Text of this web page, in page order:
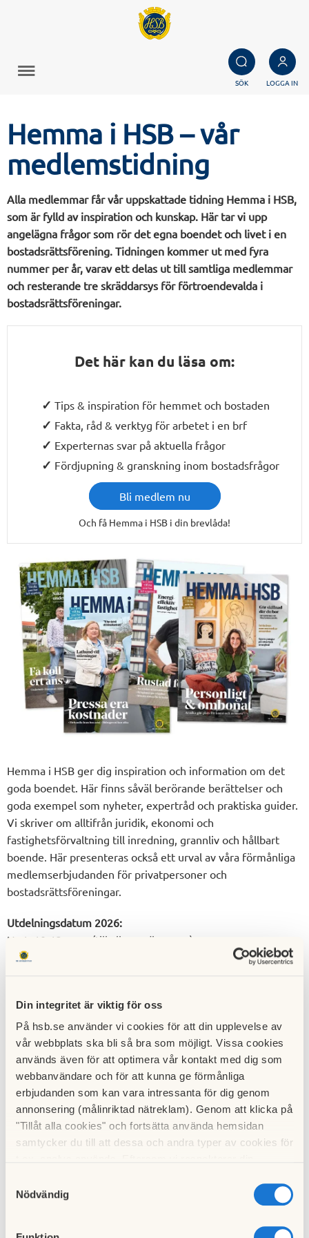
Din integritet är viktig för oss
På hsb.se använder vi cookies för att din upplevelse av
vår webbplats ska bli så bra som möjligt. Vissa cookies
används även för att optimera vår kontakt med dig som
webbanvändare och för att kunna ge förmånliga
erbjudanden som kan vara intressanta för dig genom
annonsering (målinriktad nätreklam). Genom att klicka på
"Tillåt alla cookies" och fortsätta använda hemsidan
samtycker du till att dessa och andra typer av cookies för
cookies och välja att endast tillåta ett urval.
Nödvändig
SÖK LOGGA IN
Hemma i HSB – vår
medlemstidning
Alla medlemmar får vår uppskattade tidning Hemma i HSB,
som är fylld av inspiration och kunskap. Här tar vi upp
angelägna frågor som rör det egna boendet och livet i en
bostadsrättsförening. Tidningen kommer ut med fyra
nummer per år, varav ett delas ut till samtliga medlemmar
och resterande tre skräddarsys för förtroendevalda i
bostadsrättsföreningar.
Det här kan du läsa om:
Tips & inspiration för hemmet och bostaden
Fakta, råd & verktyg för arbetet i en brf
Experternas svar på aktuella frågor
Fördjupning & granskning inom bostadsfrågor
Bli medlem nu
Och få Hemma i HSB i din brevlåda!
Hemma i HSB ger dig inspiration och information om det
goda boendet. Här finns såväl berörande berättelser och
goda exempel som nyheter, expertråd och praktiska guider.
Vi skriver om alltifrån juridik, ekonomi och
fastighetsförvaltning till inredning, grannliv och hållbart
boende. Här presenteras också ett urval av våra förmånliga
medlemserbjudanden för privatpersoner och
bostadsrättsföreningar.
Utdelningsdatum 2026:
Nr 1: 10-13 mars (till alla medlemmar)
Nr 2: 26-29 maj (till förtroendevalda)
Läs tidningen digitalt
Logga in på hsb.se för att läsa och prenumerera på
tidningen digitaltoch titta i arkivet med alla tidigare
nummer av tidningen.
Behöver du ändra adress eller säga
som hanterar våra register.